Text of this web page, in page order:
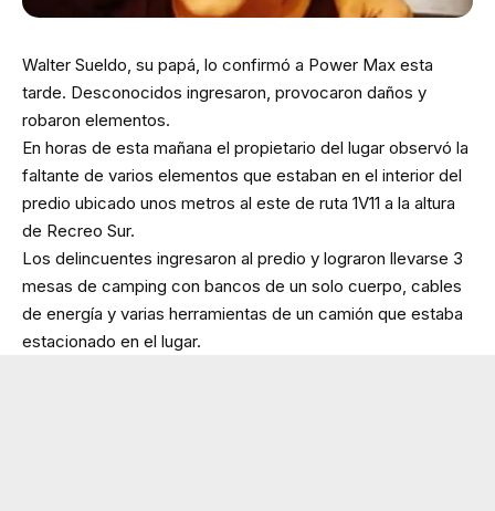
Walter Sueldo, su papá, lo confirmó a Power Max esta
tarde. Desconocidos ingresaron, provocaron daños y
robaron elementos.
En horas de esta mañana el propietario del lugar observó la
faltante de varios elementos que estaban en el interior del
predio ubicado unos metros al este de ruta 1V11 a la altura
de Recreo Sur.
Los delincuentes ingresaron al predio y lograron llevarse 3
mesas de camping con bancos de un solo cuerpo, cables
de energía y varias herramientas de un camión que estaba
estacionado en el lugar.